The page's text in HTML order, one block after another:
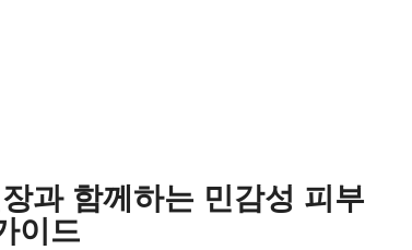
과 함께하는 민감성 피부
이드